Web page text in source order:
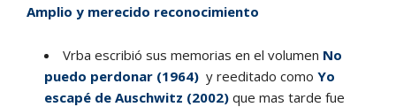
Amplio y merecido reconocimiento
Vrba escribió sus memorias en el volumen No
puedo perdonar (1964) y reeditado como Yo
escapé de Auschwitz (2002) que mas tarde fue